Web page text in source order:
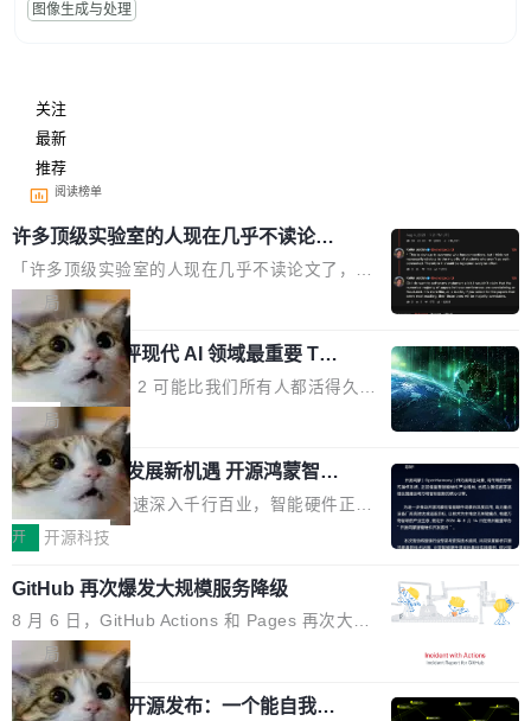
图像生成与处理
关注
最新
推荐
阅读榜单
许多顶级实验室的人现在几乎不读论文
了
「许多顶级实验室的人现在几乎不读论文了，而
且他们认为 ICLR/ICML/NeurIPS 充斥着大量过
度宣传和欺诈。」 OpenAI 研究员 Keller Jorda
n 这条推文引发了广泛讨论。他不是在说风凉
话，他是说出了一个圈内人尽皆知但很少公开捅
破的事实。 Jordan 随后补充了一句软化声明：
「我不认为这些会议上大部分论文都在过度宣传
或造假。问题是，作为读者，如果你筛选出那些
看起来最令人兴奋的论文，那它们大部分都是过
度宣传的。」 这才是真正的痛点。不是所有论文
都有问题，是最吸引眼球的那批论文最有问题。
他引用的帖子来自 Mathew Shen，一位 ICLR 2
026 的读者：「看了篇 ...
局
xAI 前工程师评现代 AI 领域最重要 Top
3 开源项目
Flash Attention 2 可能比我们所有人都活得久。
这句话不是来自某个技术博客，而是出自 Hieu
Pham 的一条推文。Hieu Pham 是谁？他是 xAI
的早期工程师之一，在 Grok 训练基础设施团队
工作过。近日他在 X 上发了一条帖子，列出了他
认为现代 AI 领域最重要的三个开源项目。 第一
个名字毫无悬念：Flash Attention 2。 Hieu 的
理由很具体。FA 系列不需要解释，但 FA2 是他
认为最重要的一个——复杂度恰到好处，刚好能
驱动你去学 CuTe，但还没被那些"邪恶的" Hopp
er++ 优化所淹没，足够容易修改和适配。 更关
键的是 FA2 的持久性...
局
共商智能硬件发展新机遇 开源鸿蒙智能
硬件开发者日杭州站即将举行
随着万物智联加速深入千行百业，智能硬件正从
单点设备迈向智能化、网联化、协同化发展。作
鸿蒙通过统一技术底座和分布式能力，为不同类
型智能设备的开发、连接与互联提供关键支撑，
也为产业链企业探索产品创新与商业增长打开新
的空间。 8月14日，开源鸿蒙智能硬件开发者日
（OHDD：OpenHarmony Hardware Develope
开 开源科技
GitHub 再次爆发大规模服务降级
8 月 6 日，GitHub Actions 和 Pages 再次大规
模服务降级，Actions 完全不可用超过 5 小时，
webhook 停发，连自托管 runner 也因调度层故
障无法工作。Pages、Copilot code review、C
局
Prime Agent 开源发布：一个能自我改